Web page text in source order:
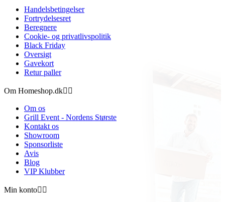
Handelsbetingelser
Fortrydelsesret
Beregnere
Cookie- og privatlivspolitik
Black Friday
Oversigt
Gavekort
Retur paller
Om Homeshop.dk 
Om os
Grill Event - Nordens Største
Kontakt os
Showroom
Sponsorliste
Avis
Blog
VIP Klubber
Min konto 